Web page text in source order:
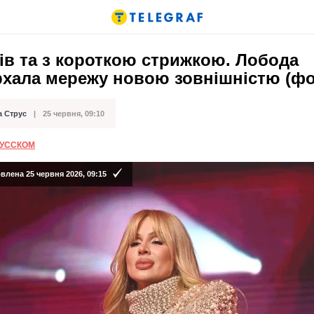
та з короткою стрижкою. Лобода
мережу новою зовнішністю
Струс 25 червня, 09:10
25 червня 2026, 09:15